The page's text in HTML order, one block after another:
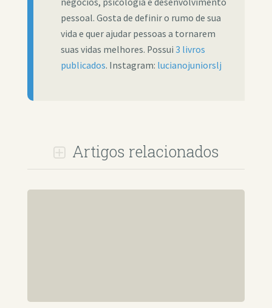
negócios, psicologia e desenvolvimento
pessoal. Gosta de definir o rumo de sua
vida e quer ajudar pessoas a tornarem
suas vidas melhores. Possui 3 livros
publicados. Instagram: lucianojuniorslj
Artigos relacionados